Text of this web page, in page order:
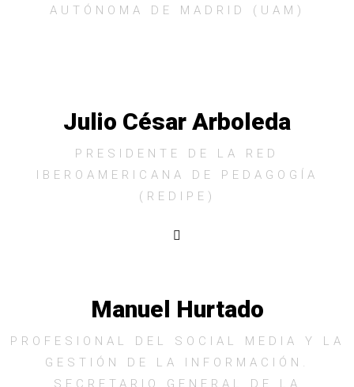
AUTÓNOMA DE MADRID (UAM)
Julio César Arboleda
PRESIDENTE DE LA RED
IBEROAMERICANA DE PEDAGOGÍA
(REDIPE)
Manuel Hurtado
PROFESIONAL DEL SOCIAL MEDIA Y LA
GESTIÓN DE LA INFORMACIÓN.
SECRETARIO GENERAL DE LA